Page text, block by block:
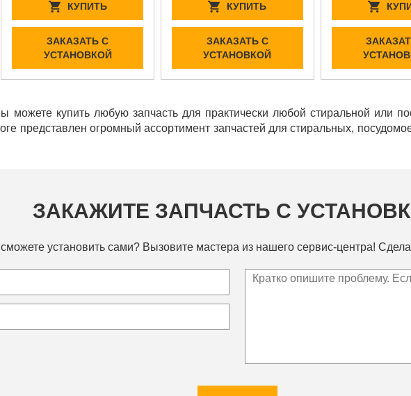
КУПИТЬ
ЗАКАЗАТЬ С
УСТАНОВКОЙ
КУПИТЬ
ЗАКАЗАТЬ С
УСТАНОВКОЙ
можете купить любую запчасть для практически любой стиральной или
представлен огромный ассортимент запчастей для стиральных,
ЗАКАЖИТЕ ЗАПЧАСТЬ С
установить сами? Вызовите мастера из нашего сервис-центра!